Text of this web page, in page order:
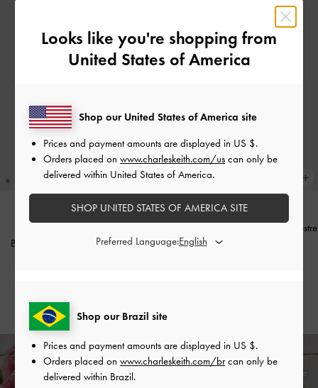
Bolsa de sela de couro Gabine-
Personalização disponível
Amora-Silvestre
Aproveite oenvio padrão grátis
em todas as encomendas com gasto mín. e
Looks like you're shopping from
United States of America
Shop our Brazil site
Prices and payment amounts are displayed in US $.
Orders placed on www.charleskeith.com/brcan only be
delivered within Brazil.
Shop our United States of America site
Prices and payment amounts are displayed in US $.
Orders placed on www.charleskeith.com/us can only be
delivered within United States of America.
SHOP UNITED STATES OF AMERICA SITE
Preferred Language: